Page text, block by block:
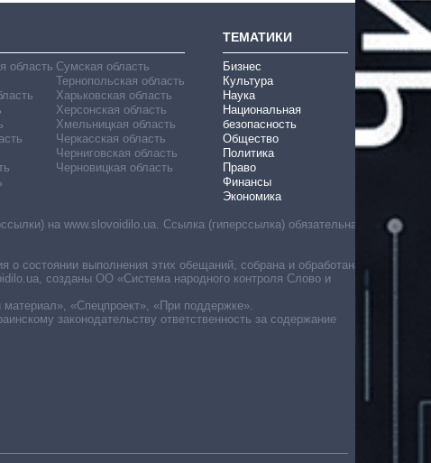
область Сумская область
Тернопольская область
Харьковская область
Херсонская область
Хмельницкая область
Черкасская область
Черниговская область
Черновицкая область
ТЕМАТИКИ
Бизнес
Культура
Наука
Национальная
безопасность
Общество
Политика
Право
Финансы
Экономика
на www.slovoidilo.ua. Ссылка (гиперссылка) обязательна
состоянии выполнения этих обещаний, собрана и обработана
созданы ОО «Система народного контроля Слово и
«Спецпроект», «При поддержке».
законодательству ответственность за содержание